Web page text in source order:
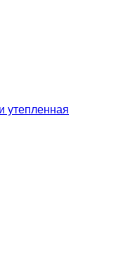
утепленная